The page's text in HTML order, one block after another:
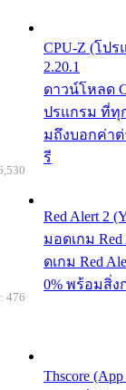
CPU-Z (โป
2.20.1
ดาวน์โหลด
ปรแกรม ที่ทุ
มถึงบอกค่าต่
รี
Red Alert 2
มอดเกม Red
ดเกม Red
0% พร้อมสิ่ง
Thscore
476